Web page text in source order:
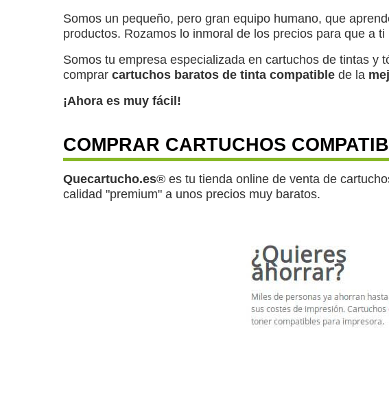
Somos un pequeño, pero gran equipo humano, que
productos. Rozamos lo inmoral de los precios para que a
Somos tu empresa especializada en cartuchos de tintas
comprar cartuchos baratos de tinta compatible de la
¡Ahora es muy fácil!
COMPRAR CARTUCHOS
Quecartucho.es® es tu tienda online de venta de
calidad "premium" a unos precios muy baratos.